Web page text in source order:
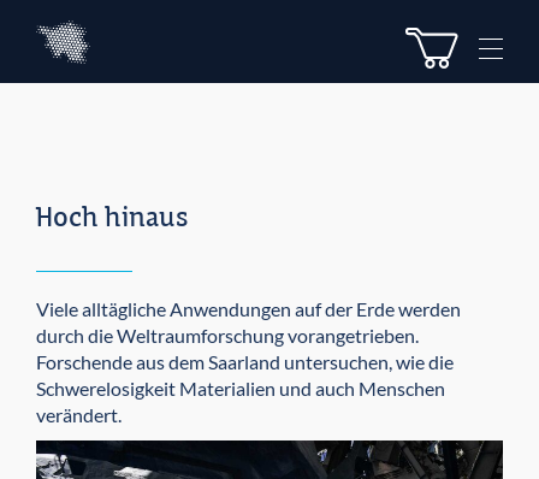
I
H
M
Hoch hinaus
Viele alltägliche Anwendungen auf der Erde werden
durch die Weltraumforschung voran­getrieben.
Forschende aus dem Saarland untersuchen, wie die
Schwere­losigkeit Materialien und auch Menschen
verändert.